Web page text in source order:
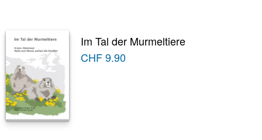
Im Tal der Murmeltiere
CHF9.90